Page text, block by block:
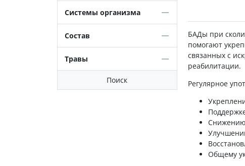
Системы организма
Состав
Травы
Поиск
БАДы при
помогают
связанных с
реабилитации.
Регулярное
Общему